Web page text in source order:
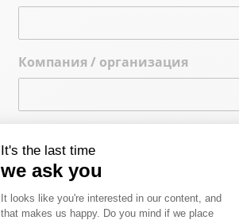
Компания / организация
Сообщение
It's the last time
we ask you
Consent Management
It looks like you're interested in our content, and
that makes us happy. Do you mind if we place